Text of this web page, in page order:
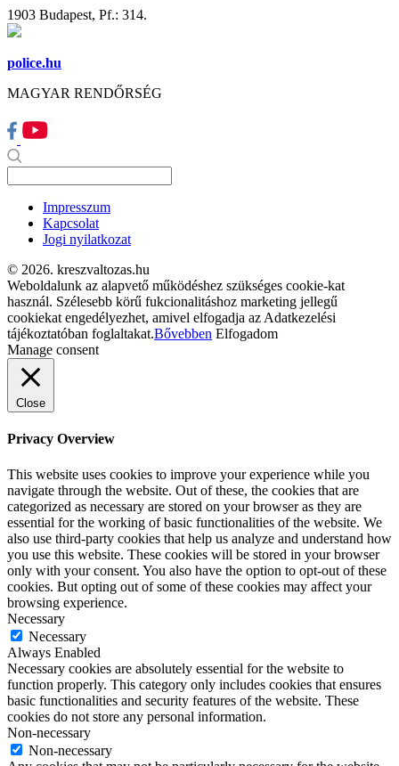
1903 Budapest, Pf.: 314.
police.hu
MAGYAR RENDŐRSÉG
Impresszum
Kapcsolat
Jogi nyilatkozat
© 2026. kreszvaltozas.hu
Weboldalunk az alapvető működéshez szükséges cookie-kat
használ. Szélesebb körű fukcionalitáshoz marketing jellegű
cookiekat engedélyezhet, amivel elfogadja az Adatkezelési
tájékoztatóban foglaltakat.Bővebben Elfogadom
Manage consent
Close
Privacy Overview
This website uses cookies to improve your experience while you
navigate through the website. Out of these, the cookies that are
categorized as necessary are stored on your browser as they are
essential for the working of basic functionalities of the website. We
also use third-party cookies that help us analyze and understand how
you use this website. These cookies will be stored in your browser
only with your consent. You also have the option to opt-out of these
cookies. But opting out of some of these cookies may affect your
browsing experience.
Necessary
Necessary
Always Enabled
Necessary cookies are absolutely essential for the website to
function properly. This category only includes cookies that ensures
basic functionalities and security features of the website. These
cookies do not store any personal information.
Non-necessary
Non-necessary